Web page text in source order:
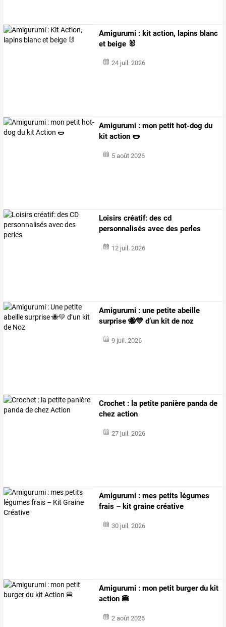
Amigurumi : kit action, lapins blanc
et beige 🐰
24 juil. 2026
Amigurumi : mon petit hot-dog du
kit action 🌭
5 août 2026
Loisirs créatif: des cd
personnalisés avec des perles
12 juil. 2026
Amigurumi : une petite abeille
surprise 🐝💛 d’un kit de noz
9 juil. 2026
Crochet : la petite panière panda de
chez action
27 juil. 2026
Amigurumi : mes petits légumes
frais – kit graine créative
30 juil. 2026
Amigurumi : mon petit burger du kit
action 🍔
2 août 2026